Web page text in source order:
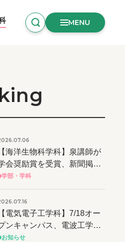
MENU
海洋生物科学科】泉講師が
会奨励賞を受賞、新聞掲載
よび学長表彰！
学部・学科
電気電子工学科】7/18オー
ンキャンパス、電波工学と
子工作を体験しよう
お知らせ